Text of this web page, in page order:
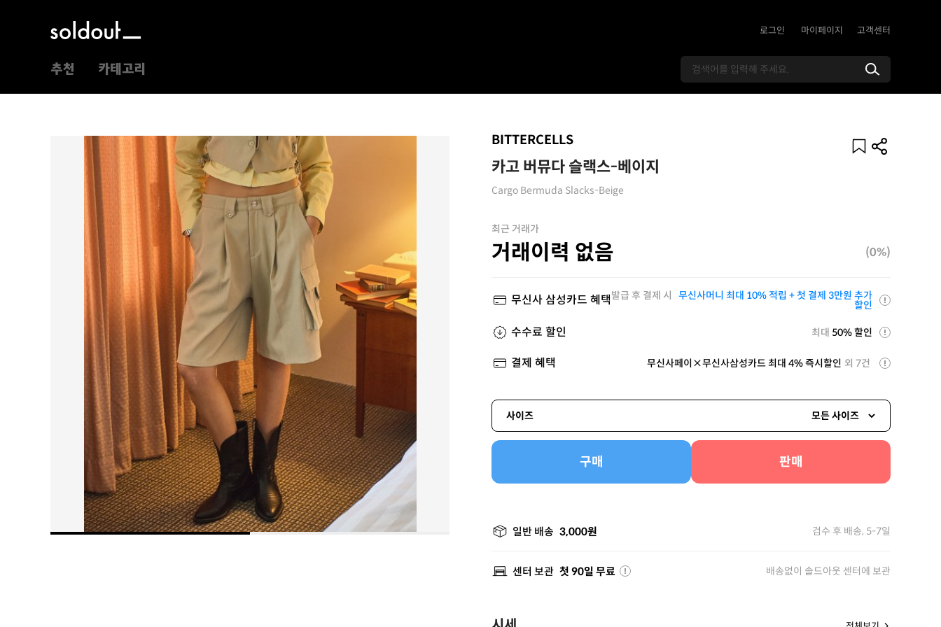
로그인 마이페이지 고객센터
추천 카테고리
BITTERCELLS
카고 버뮤다 슬랙스-베이지
Cargo Bermuda Slacks-Beige
최근 거래가
거래이력 없음 (0%)
무신사 삼성카드 혜택발급 후 결제 시 무신사머니 최대 10% 적립 + 첫 결제 3만원 추가
할인
수수료 할인 최대 50% 할인
결제 혜택 무신사페이×무신사삼성카드 최대 4% 즉시할인 외 7건
사이즈 모든 사이즈
구매 판매
일반 배송 3,000원 검수 후 배송, 5-7일
센터 보관 첫 90일 무료 배송없이 솔드아웃 센터에 보관